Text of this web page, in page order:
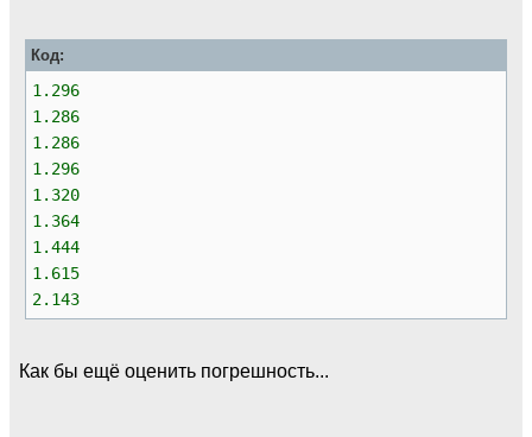
Код:
1.296
1.286
1.286
1.296
1.320
1.364
1.444
1.615
2.143
Как бы ещё оценить погрешность...